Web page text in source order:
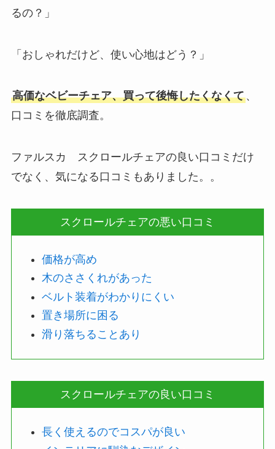
るの？」
「おしゃれだけど、使い心地はどう？」
高価なベビーチェア、買って後悔したくなくて、
口コミを徹底調査。
ファルスカ スクロールチェアの良い口コミだけ
でなく、気になる口コミもありました。。
スクロールチェアの悪い口コミ
価格が高め
木のささくれがあった
ベルト装着がわかりにくい
置き場所に困る
滑り落ちることあり
スクロールチェアの良い口コミ
長く使えるのでコスパが良い